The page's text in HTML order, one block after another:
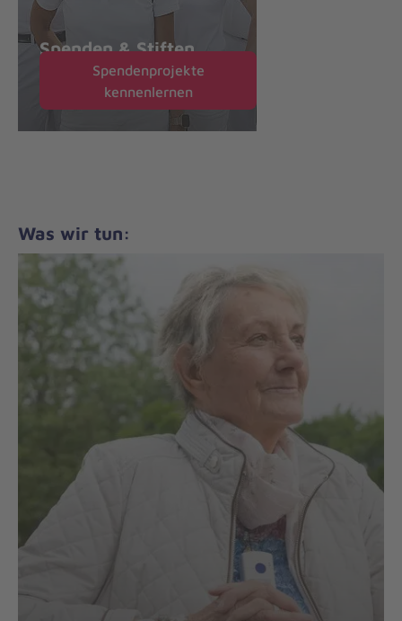
Spenden & Stiften
Spendenprojekte
kennenlernen
Was wir tun: